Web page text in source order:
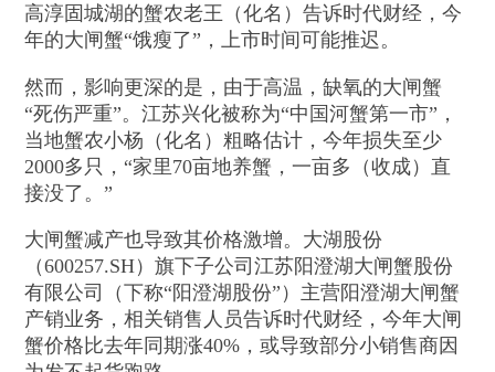
高淳固城湖的蟹农老王（化名）告诉时代财经，今
年的大闸蟹“饿瘦了”，上市时间可能推迟。
然而，影响更深的是，由于高温，缺氧的大闸蟹
“死伤严重”。江苏兴化被称为“中国河蟹第一市”，
当地蟹农小杨（化名）粗略估计，今年损失至少
2000多只，“家里70亩地养蟹，一亩多（收成）直
接没了。”
大闸蟹减产也导致其价格激增。大湖股份
（600257.SH）旗下子公司江苏阳澄湖大闸蟹股份
有限公司（下称“阳澄湖股份”）主营阳澄湖大闸蟹
产销业务，相关销售人员告诉时代财经，今年大闸
蟹价格比去年同期涨40%，或导致部分小销售商因